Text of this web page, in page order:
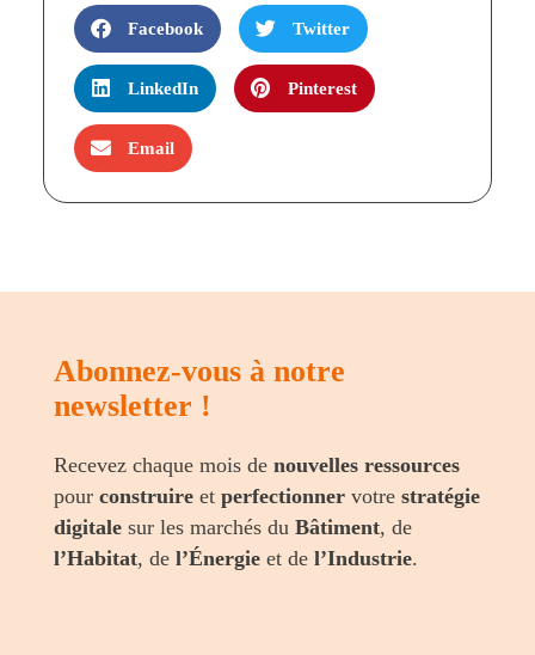
Facebook Twitter
LinkedIn Pinterest
Email
Abonnez-vous à notre
newsletter !
Recevez chaque mois de nouvelles ressources
pour construireet perfectionnervotre stratégie
digitalesur les marchés du Bâtiment, de
l’Habitat, de l’Énergieet de l’Industrie.